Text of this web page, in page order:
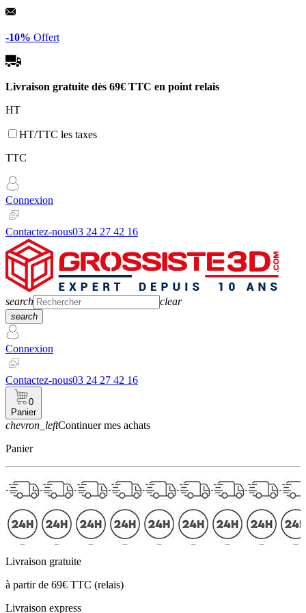
Panneau de gestion des cookies
-10% Offert
Livraison gratuite dès 69€ TTC en point relais
HT
HT/TTC les taxes
TTC
Connexion
Contactez-nous03 24 27 42 16
search clear
search
Connexion
Contactez-nous03 24 27 42 16
0
Panier
chevron_leftContinuer mes achats
Panier
Livraison gratuite
à partir de 69€ TTC (relais)
Livraison express